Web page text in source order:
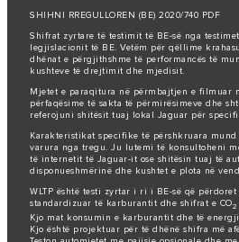
SHIHNI RREGULLOREN (BE) 2020/740 PDF
Shifrat zyrtare të testimit të BE-së nga
legjislacionit të BE. Vetëm për qëllime
dhënat e përgjithshme të performancës të
kushteve të drejtimit dhe mjedisit.
Mjetet e paraqitura në përmbajtjen e filmuar
përfaqësime të sakta të përmirësimeve dhe
referojuni shitësit tuaj lokal Jaguar për
Karakteristikat specifike të përshkruara mund
varura nga tregu. Ju lutemi të konsultoheni
të internetit të Jaguar-it ose shitësin tuaj të
disponueshmërinë dhe kushtet e plota në
WLTP është testi zyrtar i ri i BE-së që
standardizuar të karburantit dhe shifrat e CO2
Kjo mat konsumin e karburantit dhe të
Kjo është projektuar për të dhënë shifra më